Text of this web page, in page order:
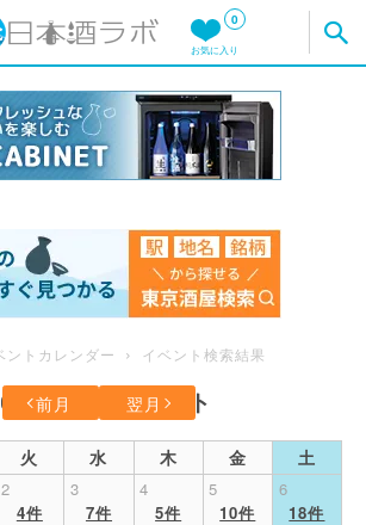
0
お気に入り
ントカレンダー イベント検索結果
年6月のイベント
前月 翌月
火 水 木 金 土
2
4件
3
7件
4
5件
5
10件
6
18件